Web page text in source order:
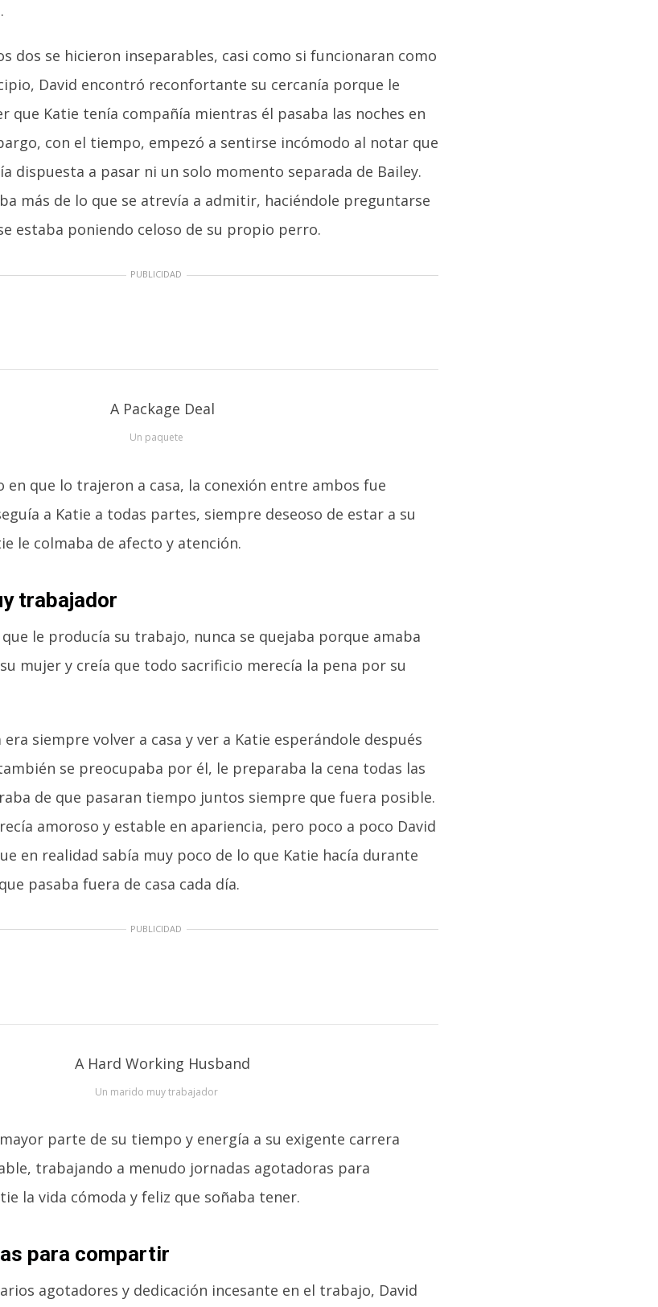
dos se hicieron inseparables, casi como si funcionaran como
David encontró reconfortante su cercanía porque le
que Katie tenía compañía mientras él pasaba las noches en
con el tiempo, empezó a sentirse incómodo al notar que
dispuesta a pasar ni un solo momento separada de Bailey.
más de lo que se atrevía a admitir, haciéndole preguntarse
estaba poniendo celoso de su propio perro.
PUBLICIDAD
Un paquete
en que lo trajeron a casa, la conexión entre ambos fue
a Katie a todas partes, siempre deseoso de estar a su
le colmaba de afecto y atención.
trabajador
le producía su trabajo, nunca se quejaba porque amaba
mujer y creía que todo sacrificio merecía la pena por su
siempre volver a casa y ver a Katie esperándole después
se preocupaba por él, le preparaba la cena todas las
de que pasaran tiempo juntos siempre que fuera posible.
amoroso y estable en apariencia, pero poco a poco David
en realidad sabía muy poco de lo que Katie hacía durante
pasaba fuera de casa cada día.
PUBLICIDAD
Un marido muy trabajador
parte de su tiempo y energía a su exigente carrera
trabajando a menudo jornadas agotadoras para
la vida cómoda y feliz que soñaba tener.
para compartir
agotadores y dedicación incesante en el trabajo, David